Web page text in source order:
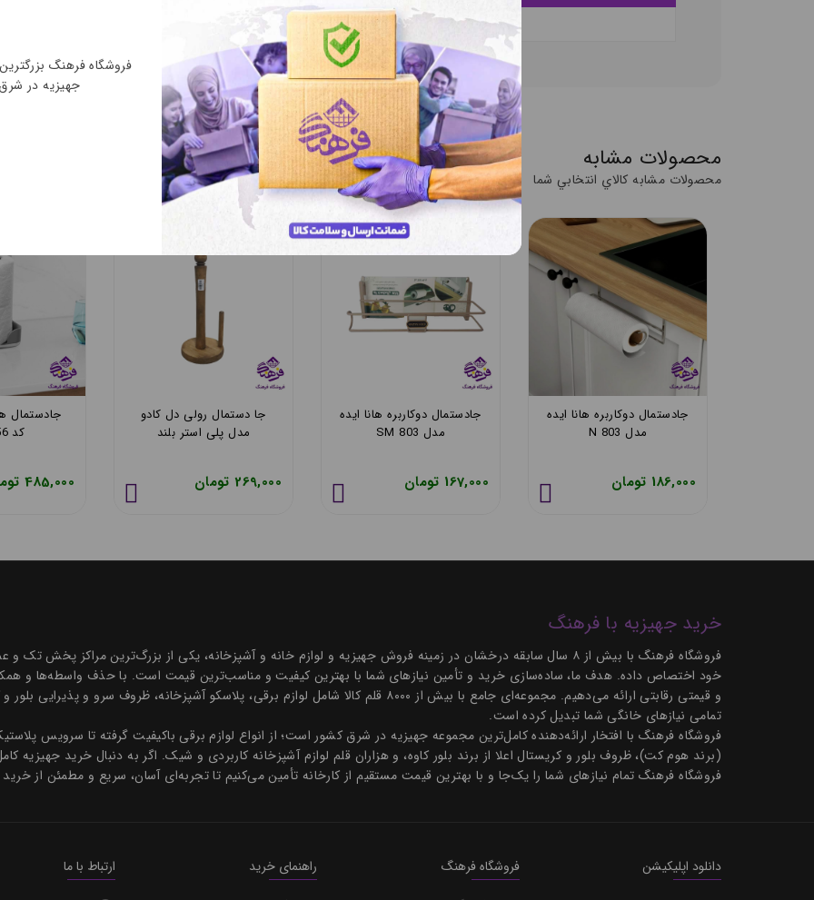
محصولات مشابه
محصولات مشابه کالاي انتخابي شما
جادستمال دوکاربره هانا ایده
مدل N 803
186,000 تومان
جادستمال دوکاربره هانا ایده
مدل SM 803
167,000 تومان
جا دستمال رولی دل کادو
مدل پلی استر بلند
269,000 تومان
جادستمال
کد 660156
485,000 تومان
خرید جهیزیه با فرهنگ
فروشگاه فرهنگ با بیش از ۸ سال سابقه درخشان در زمینه فروش جهیزیه و لوازم خانه و آشپزخانه، یکی از بزرگ‌ترین مراکز
خود اختصاص داده. هدف ما، ساده‌سازی خرید و تأمین نیازهای شما با بهترین کیفیت و مناسب‌ترین قیمت است. با حذف واسطه‌ها و
و قیمتی رقابتی ارائه می‌دهیم. مجموعه‌ای جامع با بیش از ۸۰۰۰ قلم کالا شامل لوازم برقی، پلاسکو
تمامی نیازهای خانگی شما تبدیل کرده است.
فروشگاه فرهنگ با افتخار ارائه‌دهنده کامل‌ترین مجموعه جهیزیه در شرق کشور است؛ از انواع لوازم برقی باکیفیت گرفته تا سرویس
(برند هوم کت)، ظروف بلور و کریستال اعلا از برند بلور کاوه، و هزاران قلم لوازم آشپزخانه کاربردی و شیک. اگر به دنبال خرید جهیزیه
فروشگاه فرهنگ تمام نیازهای شما را یک‌جا و با بهترین قیمت مستقیم از کارخانه تأمین می‌کنیم تا تجربه‌ای آسان، سریع و مطمئن از خرید
دانلود اپلیکیشن
فروشگاه فرهنگ
راهنمای خرید
ارتباط با ما
فروشگاه فرهنگ
جهیزیه در